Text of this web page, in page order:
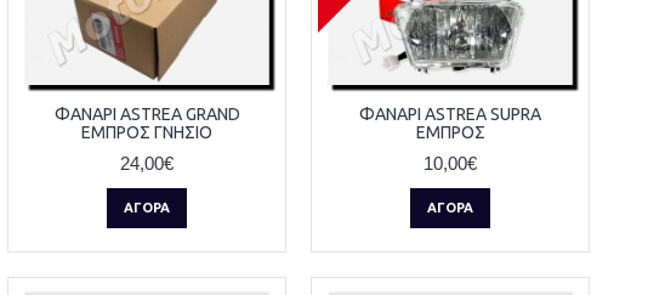
ΦΑΝΑΡΙ ASTREA GRAND
ΕΜΠΡΟΣ ΓΝΗΣΙΟ
24,00€
ΑΓΟΡΆ
ΦΑΝΑΡΙ ASTREA SUPRA
ΕΜΠΡΟΣ
10,00€
ΑΓΟΡΆ